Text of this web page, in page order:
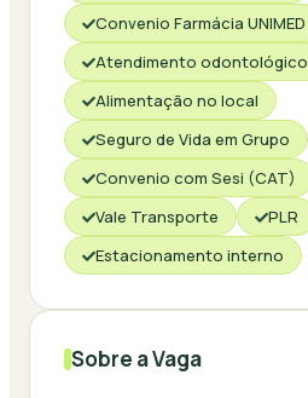
Convenio Farmácia UNIMED
Atendimento odontológico
Alimentação no local
Seguro de Vida em Grupo
Convenio com Sesi (CAT)
Vale Transporte
PLR
Estacionamento interno
Sobre a Vaga